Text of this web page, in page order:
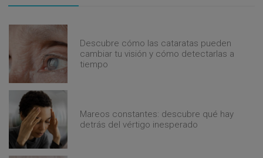
Descubre cómo las cataratas pueden
cambiar tu visión y cómo detectarlas a
tiempo
Mareos constantes: descubre qué hay
detrás del vértigo inesperado